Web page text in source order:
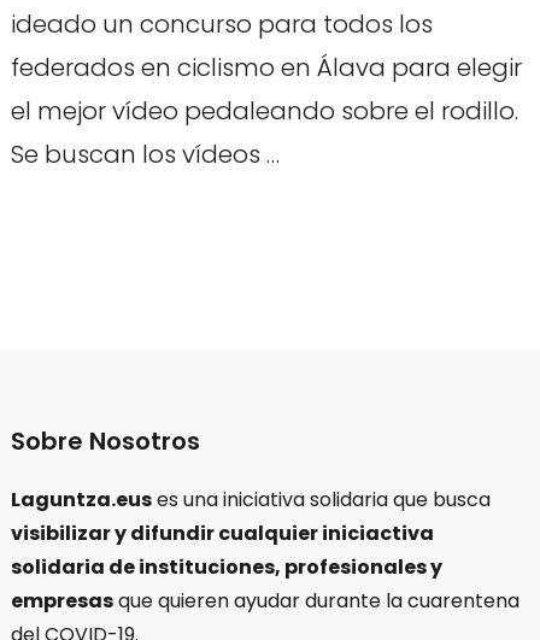
ideado un concurso para todos los
federados en ciclismo en Álava para elegir
el mejor vídeo pedaleando sobre el rodillo.
Se buscan los vídeos …
Sobre Nosotros
Laguntza.euses una iniciativa solidaria que busca
visibilizar y difundir cualquier iniciactiva
solidaria de instituciones, profesionales y
empresasque quieren ayudar durante la cuarentena